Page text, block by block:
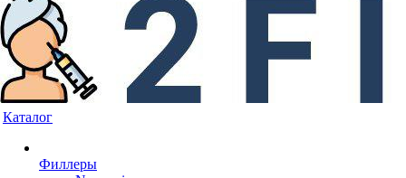
Каталог
Филлеры